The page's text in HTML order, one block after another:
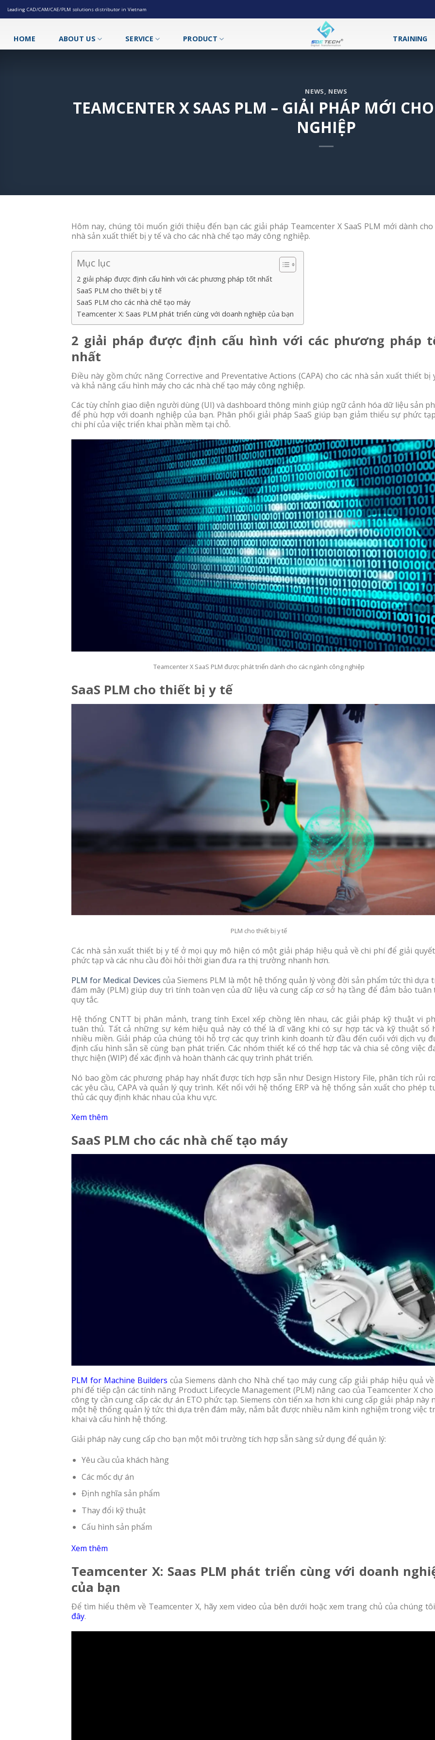
Skip
to
Leading CAD/CAM/CAE/PLM solutions distributor in Vietnam
HOME ABOUT US SERVICE PRODUCT TRAINING
NEWS, NEWS
TEAMCENTER X SAAS PLM – GIẢI PHÁP MỚI
NGHIỆP
Hôm nay, chúng tôi muốn giới thiệu đến bạn các giải pháp Teamcenter X SaaS PLM mới dành cho
nhà sản xuất thiết bị y tế và cho các nhà chế tạo máy công nghiệp.
Mục lục
2 giải pháp được định cấu hình với các phương pháp tốt nhất
SaaS PLM cho thiết bị y tế
SaaS PLM cho các nhà chế tạo máy
Teamcenter X: Saas PLM phát triển cùng với doanh nghiệp của bạn
2 giải pháp được định cấu hình với các phương pháp
nhất
Điều này gồm chức năng Corrective and Preventative Actions (CAPA) cho các nhà sản xuất thiết bị
và khả năng cấu hình máy cho các nhà chế tạo máy công nghiệp.
Các tùy chỉnh giao diện người dùng (UI) và dashboard thông minh giúp ngữ cảnh hóa dữ liệu sản
để phù hợp với doanh nghiệp của bạn. Phân phối giải pháp SaaS giúp bạn giảm thiểu sự phức
chi phí của việc triển khai phần mềm tại chỗ.
Teamcenter X SaaS PLM được phát triển dành cho các ngành công nghiệp
SaaS PLM cho thiết bị y tế
PLM cho thiết bị y tế
Các nhà sản xuất thiết bị y tế ở mọi quy mô hiện có một giải pháp hiệu quả về chi phí để giải
phức tạp và các nhu cầu đòi hỏi thời gian đưa ra thị trường nhanh hơn.
PLM for Medical Devices của Siemens PLM là một hệ thống quản lý vòng đời sản phẩm tức thì dựa
đám mây (PLM) giúp duy trì tính toàn vẹn của dữ liệu và cung cấp cơ sở hạ tầng để đảm bảo tuân
quy tắc.
Hệ thống CNTT bị phân mảnh, trang tính Excel xếp chồng lên nhau, các giải pháp kỹ thuật vi
tuân thủ. Tất cả những sự kém hiệu quả này có thể là dĩ vãng khi có sự hợp tác và kỹ thuật số
nhiều miền. Giải pháp của chúng tôi hỗ trợ các quy trình kinh doanh từ đầu đến cuối với dịch vụ
định cấu hình sẵn sẽ cùng bạn phát triển. Các nhóm thiết kế có thể hợp tác và chia sẻ công việc
thực hiện (WIP) để xác định và hoàn thành các quy trình phát triển.
Nó bao gồm các phương pháp hay nhất được tích hợp sẵn như Design History File, phân tích rủi
các yêu cầu, CAPA và quản lý quy trình. Kết nối với hệ thống ERP và hệ thống sản xuất cho phép
thủ các quy định khác nhau của khu vực.
Xem thêm
SaaS PLM cho các nhà chế tạo máy
PLM for Machine Builders của Siemens dành cho Nhà chế tạo máy cung cấp giải pháp hiệu quả
phí để tiếp cận các tính năng Product Lifecycle Management (PLM) nâng cao của Teamcenter X cho
công ty cần cung cấp các dự án ETO phức tạp. Siemens còn tiến xa hơn khi cung cấp giải pháp này
một hệ thống quản lý tức thì dựa trên đám mây, nắm bắt được nhiều năm kinh nghiệm trong việc
khai và cấu hình hệ thống.
Giải pháp này cung cấp cho bạn một môi trường tích hợp sẵn sàng sử dụng để quản lý:
Yêu cầu của khách hàng
Các mốc dự án
Định nghĩa sản phẩm
Thay đổi kỹ thuật
Cấu hình sản phẩm
Xem thêm
Teamcenter X: Saas PLM phát triển cùng với doanh
của bạn
Để tìm hiểu thêm về Teamcenter X, hãy xem video của bên dưới hoặc xem trang chủ của chúng
đây.